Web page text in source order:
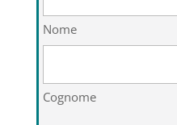
Nome
Cognome